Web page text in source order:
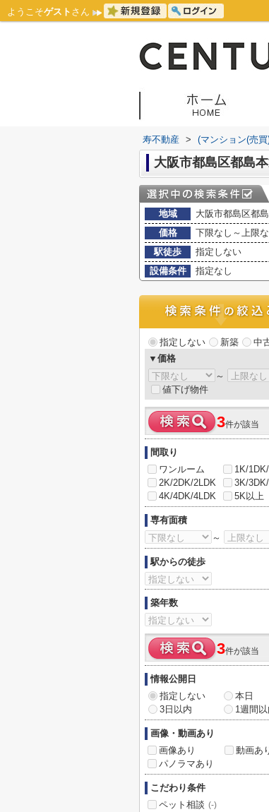
ようこそゲスト さん
寿不動産 > (マンション(売
大阪市都島区都島
地域
大阪市都島区都
価格
下限なし～上限
駅徒歩
指定しない
設備条件
指定なし
指定しない 新築
中
▼価格
～
値下げ物件
3件が該当
間取り
ワンルーム
1K/
2K/2DK/2LDK
3K/
4K/4DK/4LDK
5K以上
専有面積
～
駅からの徒歩
築年数
3件が該当
情報公開日
指定しない
本日
3日以内
1週間以
画像・動画あり
画像あり
動画あ
パノラマあり
こだわり条件
ペット相談 (-)